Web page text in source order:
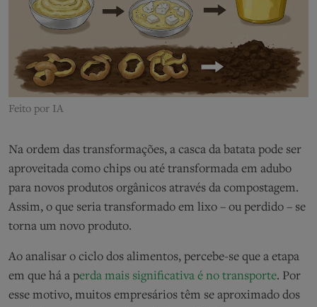
Feito por IA
Na ordem das transformações, a casca da batata pode ser
aproveitada como chips ou até transformada em adubo
para novos produtos orgânicos através da compostagem.
Assim, o que seria transformado em lixo – ou perdido – se
torna um novo produto.
Ao analisar o ciclo dos alimentos, percebe-se que a etapa
em que há a perda mais significativa é no transporte. Por
esse motivo, muitos empresários têm se aproximado dos